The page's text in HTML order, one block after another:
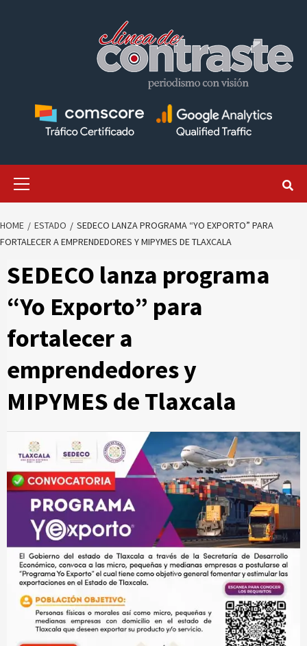
HOME ESTADO
SEDECO LANZA PROGRAMA “YO EXPORTO” PARA
FORTALECER A EMPRENDEDORES Y MIPYMES DE TLAXCALA
SEDECO lanza programa
“Yo Exporto” para
fortalecer a
emprendedores y
MIPYMES de Tlaxcala